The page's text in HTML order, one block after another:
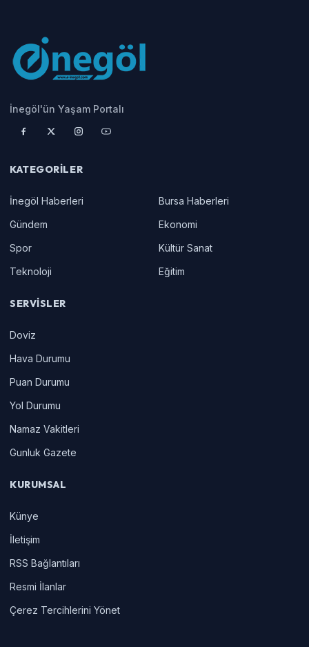
İnegöl'ün Yaşam Portalı
KATEGORILER
İnegöl Haberleri
Bursa Haberleri
Gündem
Ekonomi
Spor
Kültür Sanat
Teknoloji
Eğitim
SERVISLER
Doviz
Hava Durumu
Puan Durumu
Yol Durumu
Namaz Vakitleri
Gunluk Gazete
KURUMSAL
Künye
İletişim
RSS Bağlantıları
Resmi İlanlar
Çerez Tercihlerini Yönet